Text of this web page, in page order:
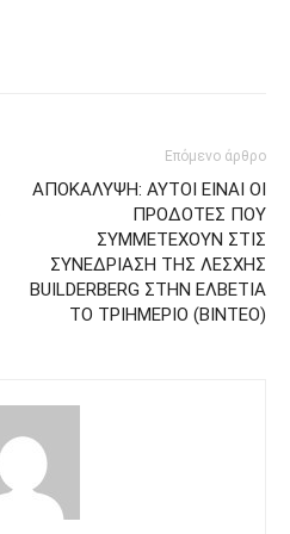
Επόμενο άρθρο
AΠΟΚΑΛΥΨΗ: ΑΥΤΟΙ ΕΙΝΑΙ ΟΙ
ΠΡΟΔΟΤΕΣ ΠΟΥ
ΣΥΜΜΕΤΕΧΟΥΝ ΣΤΙΣ
ΣΥΝΕΔΡΙΑΣΗ ΤΗΣ ΛΕΣΧΗΣ
BUILDERBERG ΣΤΗΝ ΕΛΒΕΤΙΑ
ΤΟ ΤΡΙΗΜΕΡΙΟ (BINTEO)